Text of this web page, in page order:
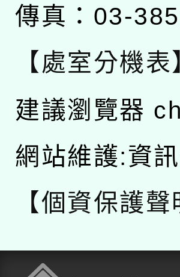
傳真：03-
【處室分機表
建議瀏覽器
網站維護:資
【個資保護聲